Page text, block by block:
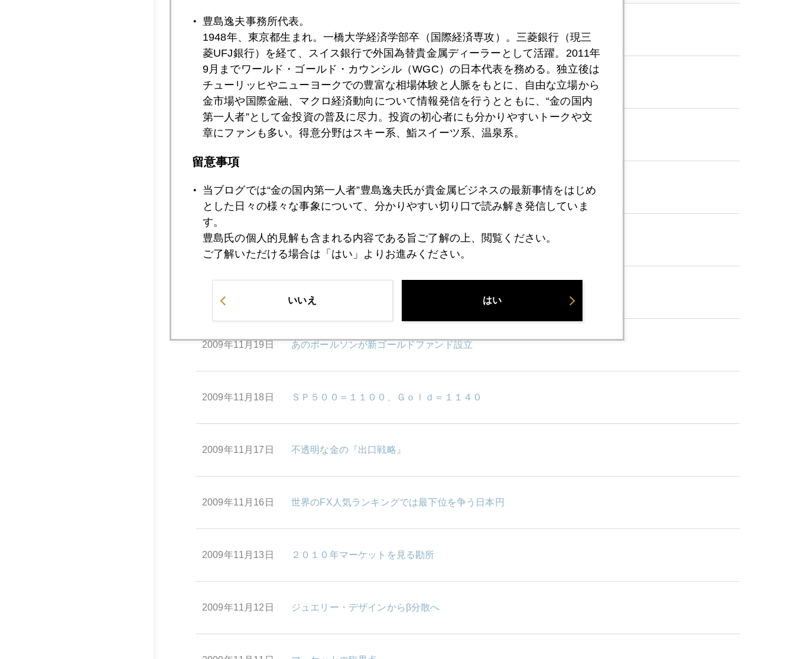
2009年11月30日 ドバイショック その後
2009年11月27日 緊急原稿 ドバイショックの影響
2009年11月26日 モテモテのブラジルに秋波を送るイラン
2009年11月25日 インド、中国、米国―三国の思惑
2009年11月24日 オバマ、バーナンキの通信簿
2009年11月19日 あのポールソンが新ゴールドファンド設立
2009年11月18日 ＳＰ５００＝１１００、Ｇｏｌｄ＝１１４０
2009年11月17日 不透明な金の『出口戦略』
2009年11月16日 世界のFX人気ランキングでは最下位を争う日本円
2009年11月13日 ２０１０年マーケットを見る勘所
2009年11月12日 ジュエリー・デザインからβ分散へ
豊島逸夫事務所代表。
1948年、東京都生まれ。一橋大学経済学部卒（国際経済専攻）。三菱銀行（現三
菱UFJ銀行）を経て、スイス銀行で外国為替貴金属ディーラーとして活躍。2011年
9月までワールド・ゴールド・カウンシル（WGC）の日本代表を務める。独立後は
チューリッヒやニューヨークでの豊富な相場体験と人脈をもとに、自由な立場から
金市場や国際金融、マクロ経済動向について情報発信を行うとともに、“金の国内
第一人者”として金投資の普及に尽力。投資の初心者にも分かりやすいトークや文
章にファンも多い。得意分野はスキー系、鮨スイーツ系、温泉系。
留意事項
当ブログでは“金の国内第一人者”豊島逸夫氏が貴金属ビジネスの最新事情をはじめ
とした日々の様々な事象について、分かりやすい切り口で読み解き発信していま
す。
豊島氏の個人的見解も含まれる内容である旨ご了解の上、閲覧ください。
ご了解いただける場合は「はい」よりお進みください。
いいえ はい